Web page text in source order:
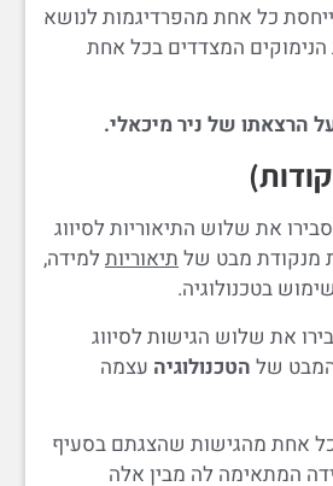
כל אחת מהפרדיגמות לנושא
הנימוקים המצדדים בכל אחת
הרצאתו של ניר מיכאלי.
את שלוש התיאוריות לסיווג
מנקודת מבט שלתיאוריות למידה,
בטכנולוגיה.
את שלוש הגישות לסיווג
המבט של הטכנולוגיה עצמה
אחת מהגישות שהצגתם בסעיף
המתאימה לה מבין אלה